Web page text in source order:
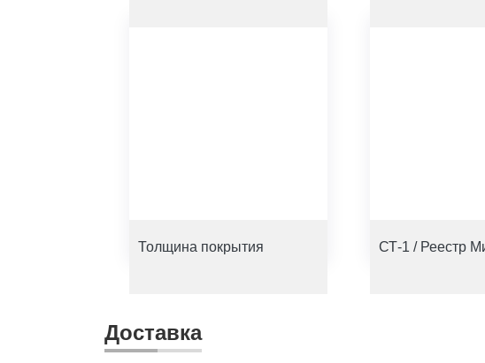
Толщина покрытия СТ-1 / Реестр
Доставка